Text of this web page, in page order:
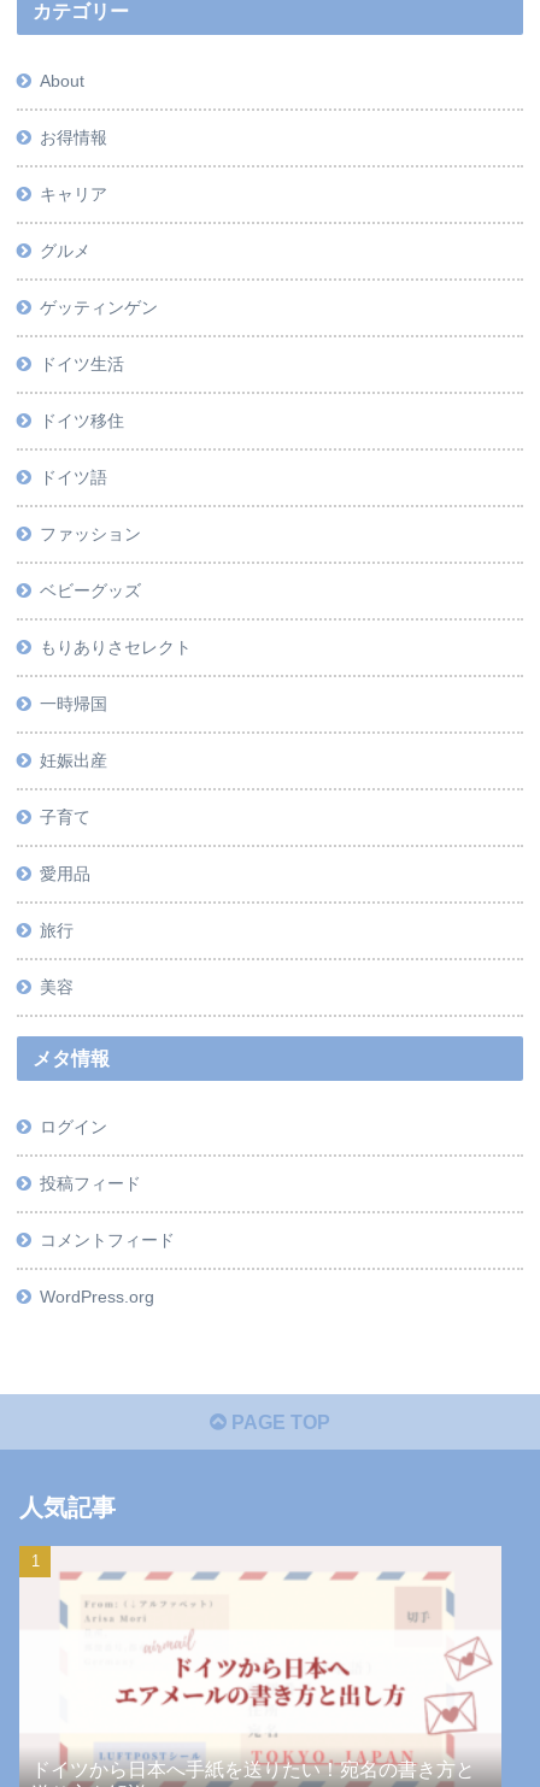
カテゴリー
About
お得情報
キャリア
グルメ
ゲッティンゲン
ドイツ生活
ドイツ移住
ドイツ語
ファッション
ベビーグッズ
もりありさセレクト
一時帰国
妊娠出産
子育て
愛用品
旅行
美容
メタ情報
ログイン
投稿フィード
コメントフィード
WordPress.org
PAGE TOP
人気記事
ドイツから日本へ手紙を送りたい！宛名の書き方と